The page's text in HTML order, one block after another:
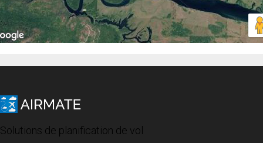
Solutions de planification de vol